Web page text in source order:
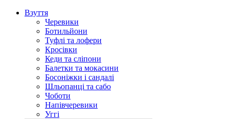
Взуття
Черевики
Ботильйони
Туфлі та лофери
Кросівки
Кеди та сліпони
Балетки та мокасини
Босоніжки і сандалі
Шльопанці та сабо
Чоботи
Напівчеревики
Уггі